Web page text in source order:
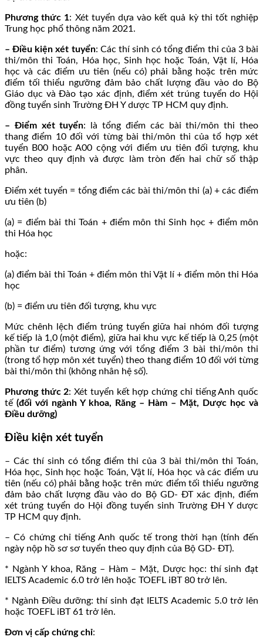
Phương thức 1: Xét tuyển dựa vào kết quả kỳ thi tốt nghiệp
Trung học phổ thông năm 2021.
– Điều kiện xét tuyển: Các thí sinh có tổng điểm thi của 3 bài
thi/môn thi Toán, Hóa học, Sinh học hoặc Toán, Vật lí, Hóa
học và các điểm ưu tiên (nếu có) phải bằng hoặc trên mức
điểm tối thiểu ngưỡng đảm bảo chất lượng đầu vào do Bộ
Giáo dục và Đào tạo xác định, điểm xét trúng tuyển do Hội
đồng tuyển sinh Trường ĐH Y dược TP HCM quy định.
– Điểm xét tuyển: là tổng điểm các bài thi/môn thi theo
thang điểm 10 đối với từng bài thi/môn thi của tổ hợp xét
tuyển B00 hoặc A00 cộng với điểm ưu tiên đối tượng, khu
vực theo quy định và được làm tròn đến hai chữ số thập
phân.
Điểm xét tuyển = tổng điểm các bài thi/môn thi (a) + các điểm
ưu tiên (b)
(a) = điểm bài thi Toán + điểm môn thi Sinh học + điểm môn
thi Hóa học
hoặc:
(a) điểm bài thi Toán + điểm môn thi Vật lí + điểm môn thi Hóa
học
(b) = điểm ưu tiên đối tượng, khu vực
Mức chênh lệch điểm trúng tuyển giữa hai nhóm đối tượng
kế tiếp là 1,0 (một điểm), giữa hai khu vực kế tiếp là 0,25 (một
phần tư điểm) tương ứng với tổng điểm 3 bài thi/môn thi
(trong tổ hợp môn xét tuyển) theo thang điểm 10 đối với từng
bài thi/môn thi (không nhân hệ số).
Phương thức 2: Xét tuyển kết hợp chứng chỉ tiếng Anh quốc
tế (đối với ngành Y khoa, Răng – Hàm – Mặt, Dược học và
Điều dưỡng)
Điều kiện xét tuyển
– Các thí sinh có tổng điểm thi của 3 bài thi/môn thi Toán,
Hóa học, Sinh học hoặc Toán, Vật lí, Hóa học và các điểm ưu
tiên (nếu có) phải bằng hoặc trên mức điểm tối thiểu ngưỡng
đảm bảo chất lượng đầu vào do Bộ GD- ĐT xác định, điểm
xét trúng tuyển do Hội đồng tuyển sinh Trường ĐH Y dược
TP HCM quy định.
– Có chứng chỉ tiếng Anh quốc tế trong thời hạn (tính đến
ngày nộp hồ sơ sơ tuyển theo quy định của Bộ GD- ĐT).
* Ngành Y khoa, Răng – Hàm – Mặt, Dược học: thí sinh đạt
IELTS Academic 6.0 trở lên hoặc TOEFL iBT 80 trở lên.
* Ngành Điều dưỡng: thí sinh đạt IELTS Academic 5.0 trở lên
hoặc TOEFL iBT 61 trở lên.
Đơn vị cấp chứng chỉ: